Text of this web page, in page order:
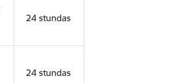
24 stundas
24 stundas